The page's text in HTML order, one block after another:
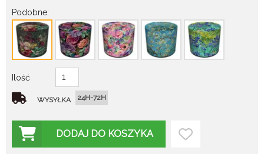
Podobne:
Ilość
WYSYŁKA 24H-72H
DODAJ DO KOSZYKA